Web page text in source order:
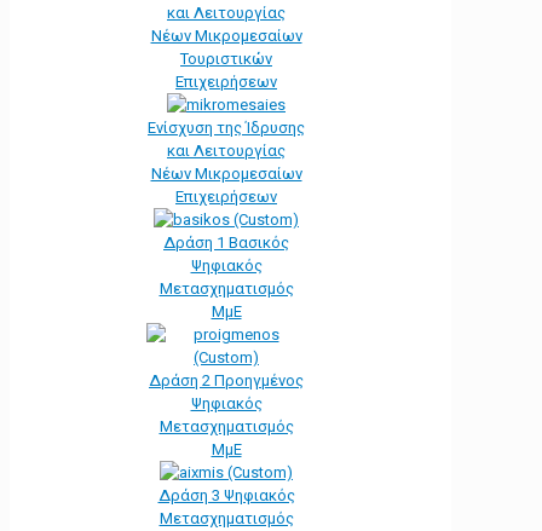
και Λειτουργίας
Νέων Μικρομεσαίων
Τουριστικών
Επιχειρήσεων
Ενίσχυση της Ίδρυσης
και Λειτουργίας
Νέων Μικρομεσαίων
Επιχειρήσεων
Δράση 1 Βασικός
Ψηφιακός
Μετασχηματισμός
ΜμΕ
Δράση 2 Προηγμένος
Ψηφιακός
Μετασχηματισμός
ΜμΕ
Δράση 3 Ψηφιακός
Μετασχηματισμός